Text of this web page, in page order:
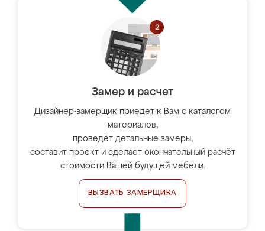
Замер и расчет
Дизайнер-замерщик приедет к Вам с каталогом
материалов,
проведёт детальные замеры,
составит проект и сделает окончательный расчёт
стоимости Вашей будущей мебели.
ВЫЗВАТЬ ЗАМЕРЩИКА